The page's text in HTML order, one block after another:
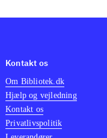
Kontakt os
Om Bibliotek.dk
Hjælp og vejledning
Kontakt os
Privatlivspolitik